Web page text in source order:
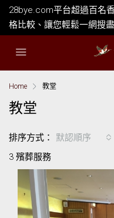
28bye.com平台超過百名
格比較、讓您輕鬆一網搜盡
Home 教堂
教堂
3 殯葬服務
排序方式： 默認順序